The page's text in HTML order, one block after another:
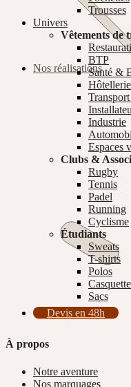
Nos réalisations
Trousses
Univers
Vêtements de
BTP
Santé &
Hôtellerie
Industrie
Espaces
Clubs &
Rugby
Tennis
Padel
Running
Cyclisme
Étudiants
Sweats
T-shirts
Polos
Sacs
Devis en 48h
À propos
Notre aventure
Nos marquages